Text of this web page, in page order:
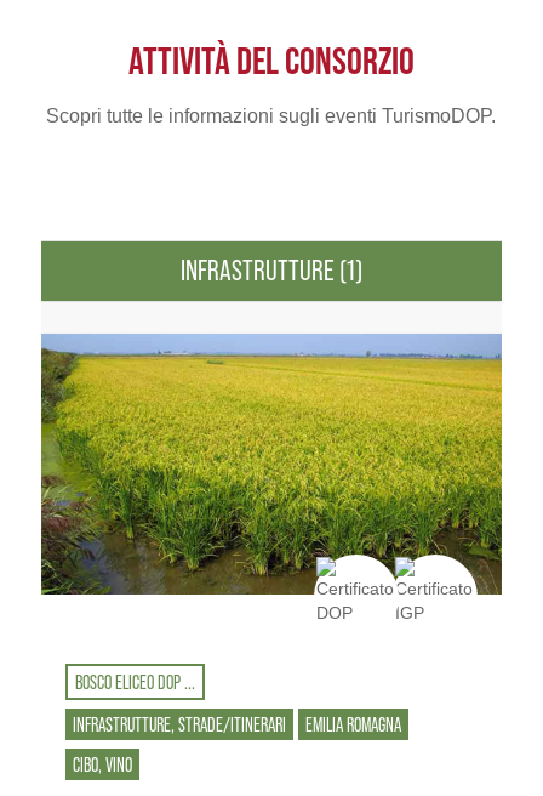
ATTIVITÀ DEL CONSORZIO
Scopri tutte le informazioni sugli eventi TurismoDOP.
INFRASTRUTTURE (1)
BOSCO ELICEO DOP ...
INFRASTRUTTURE, STRADE/ITINERARI
EMILIA ROMAGNA
CIBO, VINO